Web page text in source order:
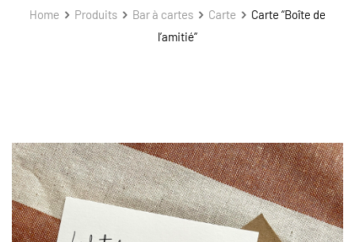
Home Produits Bar à cartes Carte
Carte “Boîte de
l’amitié”